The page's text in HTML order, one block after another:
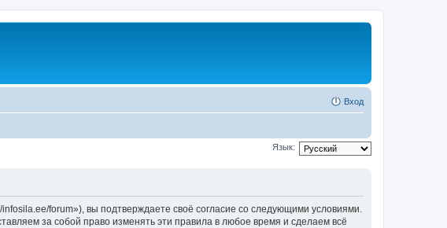
Вход
Язык:
forum»), вы подтверждаете своё согласие со следующими условиями.
за собой право изменять эти правила в любое время и сделаем всё